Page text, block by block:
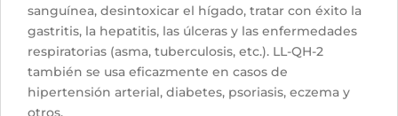
sanguínea, desintoxicar el hígado, tratar con éxito la
gastritis, la hepatitis, las úlceras y las enfermedades
respiratorias (asma, tuberculosis, etc.). LL-QH-2
también se usa eficazmente en casos de
hipertensión arterial, diabetes, psoriasis, eczema y
otros.